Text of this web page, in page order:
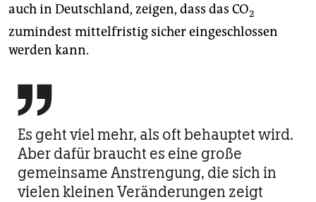
auch in Deutschland, zeigen, dass das CO2
zumindest mittelfristig sicher eingeschlossen
werden kann.

Es geht viel mehr, als oft behauptet wird.
Aber dafür braucht es eine große
gemeinsame Anstrengung, die sich in
vielen kleinen Veränderungen zeigt